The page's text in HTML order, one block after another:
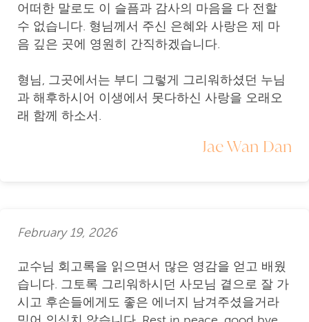
어떠한 말로도 이 슬픔과 감사의 마음을 다 전할
수 없습니다. 형님께서 주신 은혜와 사랑은 제 마
음 깊은 곳에 영원히 간직하겠습니다.
형님, 그곳에서는 부디 그렇게 그리워하셨던 누님
과 해후하시어 이생에서 못다하신 사랑을 오래오
래 함께 하소서.
Jae Wan Dan
February 19, 2026
교수님 회고록을 읽으면서 많은 영감을 얻고 배웠
습니다. 그토록 그리워하시던 사모님 곁으로 잘 가
시고 후손들에게도 좋은 에너지 남겨주셨을거라